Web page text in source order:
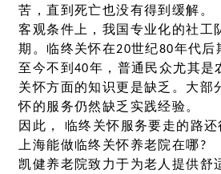
苦，直到死亡也没有得到缓解。
客观条件上，我国专业化的社工
期。临终关怀在20世纪80年代后
至今不到40年，普通民众尤其是
关怀方面的知识更是缺乏。大部
怀的服务仍然缺乏实践经验。
因此， 临终关怀服务要走的路还
上海能做临终关怀养老院在哪?
凯健养老院致力于为老人提供舒